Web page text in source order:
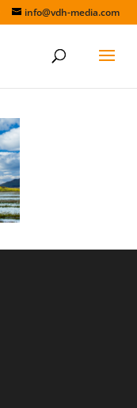
info@vdh-media.com